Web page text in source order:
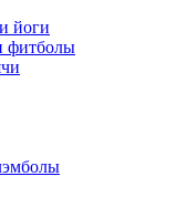
йоги
фитболы